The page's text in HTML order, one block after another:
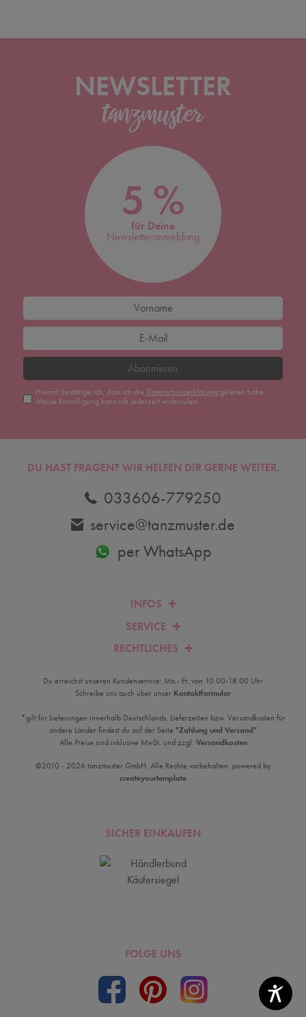
NEWSLETTER
5 %
für Deine
Newsletteranmeldung
Abonnieren
Hiermit bestätige ich, dass ich die Daten­schutz­erklärunggelesen habe.
Meine Einwilligung kann ich jederzeit widerrufen.
INFOS
SERVICE
RECHTLICHES
DU HAST FRAGEN? WIR HELFEN DIR GERNE WEITER.
033606-779250
service@tanzmuster.de
per WhatsApp
Du erreichst unseren Kundenservice: Mo.- Fr. von 10.00-18.00 Uhr
Schreibe uns auch über unser Kontaktformular
*gilt für Lieferungen innerhalb Deutschlands. Lieferzeiten bzw. Versandkosten für
andere Länder findest du auf der Seite "Zahlung und Versand"
Alle Preise sind inklusive MwSt. und zzgl. Versandkosten
©2010 - 2026 tanzmuster GmbH. Alle Rechte vorbehalten. powered by
createyourtemplate
SICHER EINKAUFEN
FOLGE UNS